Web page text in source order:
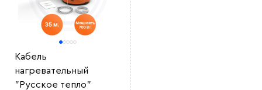
Кабель
нагревательный
"Русское тепло"